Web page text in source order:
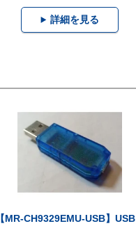
詳細を見る
【MR-CH9329EMU-USB】USB